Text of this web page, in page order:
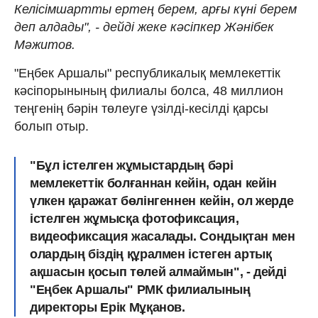
Келісімшартты ертең берем, арғы күні берем
деп алдады", - дейді жеке кәсіпкер Жәнібек
Мәжитов.
"Еңбек Аршалы" республикалық мемлекеттік
кәсіпорынының филиалы болса, 48 миллион
теңгенің бәрін төлеуге үзілді-кесілді қарсы
болып отыр.
"Бұл істелген жұмыстардың бәрі
мемлекеттік болғаннан кейін, одан кейін
үлкен қаражат бөлінгеннен кейін, ол жерде
істелген жұмысқа фотофиксация,
видеофиксация жасалады. Сондықтан мен
олардың біздің құралмен істеген артық
ақшасын қосып төлей алмаймын", - дейді
"Еңбек Аршалы" РМК филиалының
директоры Ерік Мұқанов.